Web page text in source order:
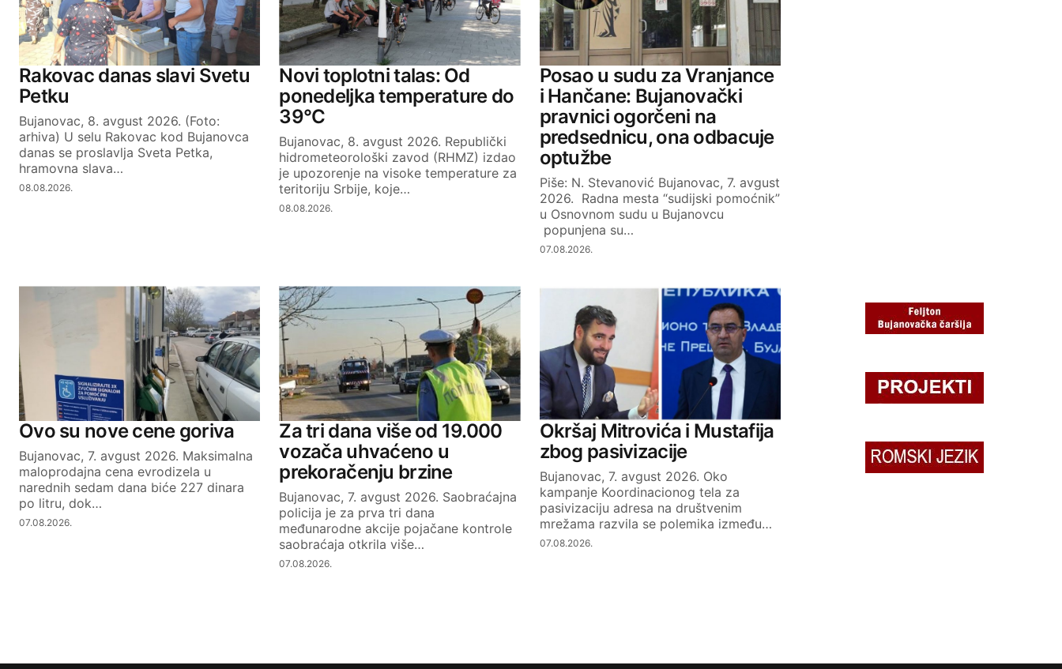
Your Name Your E-mail
SUBMIT COMMENT
Rakovac danas slavi Svetu
Petku
Bujanovac, 8. avgust 2026. (Foto:
arhiva) U selu Rakovac kod Bujanovca
danas se proslavlja Sveta Petka,
hramovna slava…
08.08.2026.
Novi toplotni talas: Od
ponedeljka temperature do
39°C
Bujanovac, 8. avgust 2026. Republički
hidrometeorološki zavod (RHMZ) izdao
je upozorenje na visoke temperature za
teritoriju Srbije, koje…
08.08.2026.
Posao u sudu za Vranjance
i Hančane: Bujanovački
pravnici ogorčeni na
predsednicu, ona odbacuje
optužbe
Piše: N. Stevanović Bujanovac, 7. avgust
2026. Radna mesta “sudijski pomoćnik”
u Osnovnom sudu u Bujanovcu
popunjena su…
07.08.2026.
Ovo su nove cene goriva
Bujanovac, 7. avgust 2026. Maksimalna
maloprodajna cena evrodizela u
narednih sedam dana biće 227 dinara
po litru, dok…
07.08.2026.
Za tri dana više od 19.000
vozača uhvaćeno u
prekoračenju brzine
Bujanovac, 7. avgust 2026. Saobraćajna
policija je za prva tri dana
međunarodne akcije pojačane kontrole
saobraćaja otkrila više…
07.08.2026.
Okršaj Mitrovića i Mustafija
zbog pasivizacije
Bujanovac, 7. avgust 2026. Oko
kampanje Koordinacionog tela za
pasivizaciju adresa na društvenim
mrežama razvila se polemika između…
07.08.2026.